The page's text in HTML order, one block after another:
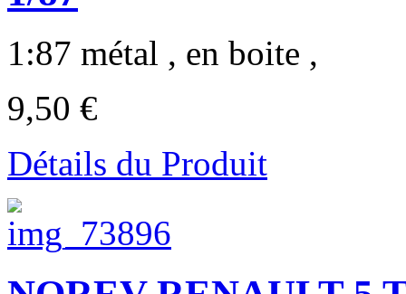
1:87 métal , en boite ,
9,50 €
Détails du Produit